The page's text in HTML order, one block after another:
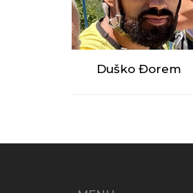
Duško Đorem